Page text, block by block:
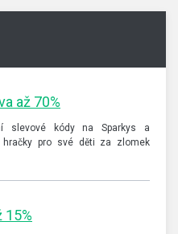
až 70%
slevové kódy na Sparkys a
hračky pro své děti za zlomek
15%